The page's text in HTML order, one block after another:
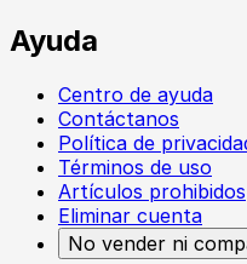
Ayuda
Centro de ayuda
Contáctanos
Política de
Términos de uso
Artículos prohibidos
Eliminar cuenta
No vender ni